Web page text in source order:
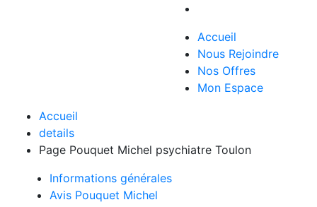
Accueil
Nous Rejoindre
Nos Offres
Mon Espace
Accueil
details
Page Pouquet Michel psychiatre Toulon
Informations générales
Avis Pouquet Michel